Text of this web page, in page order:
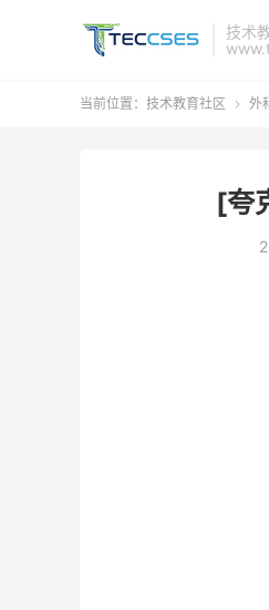
技术
当前位置： 技术教育社区  外
[夸